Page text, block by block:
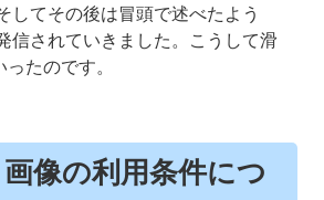
てその後は冒頭で述べたよう
信されていきました。こうして滑
たのです。
像の利用条件につ